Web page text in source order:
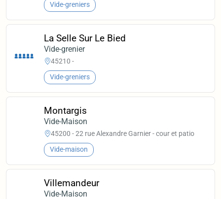
Vide-greniers
La Selle Sur Le Bied
Vide-grenier
45210 -
Vide-greniers
Montargis
Vide-Maison
45200 - 22 rue Alexandre Garnier - cour et patio
Vide-maison
Villemandeur
Vide-Maison